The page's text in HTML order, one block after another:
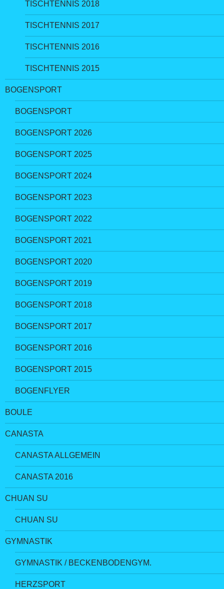
TISCHTENNIS 2018
TISCHTENNIS 2017
TISCHTENNIS 2016
TISCHTENNIS 2015
BOGENSPORT
BOGENSPORT
BOGENSPORT 2026
BOGENSPORT 2025
BOGENSPORT 2024
BOGENSPORT 2023
BOGENSPORT 2022
BOGENSPORT 2021
BOGENSPORT 2020
BOGENSPORT 2019
BOGENSPORT 2018
BOGENSPORT 2017
BOGENSPORT 2016
BOGENSPORT 2015
BOGENFLYER
BOULE
CANASTA
CANASTA ALLGEMEIN
CANASTA 2016
CHUAN SU
CHUAN SU
GYMNASTIK
GYMNASTIK / BECKENBODENGYM.
HERZSPORT